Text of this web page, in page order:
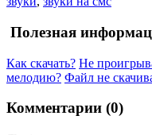
Полезная
Как скачать? Не
мелодию? Файл не
Комментарии (0)